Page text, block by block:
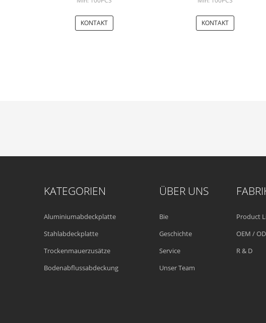
KONTAKT KONTAKT
KATEGORIEN
Aluminiumabdeckplatte
Stahlabdeckplatte
Trockenmauerzusätze
Bodenabflussabdeckung
ÜBER UNS
Bie
Geschichte
Service
Unser Team
Product
OEM /
R & D